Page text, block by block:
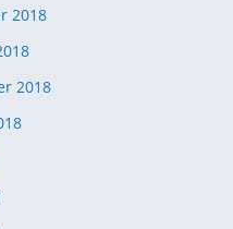
2018
2018